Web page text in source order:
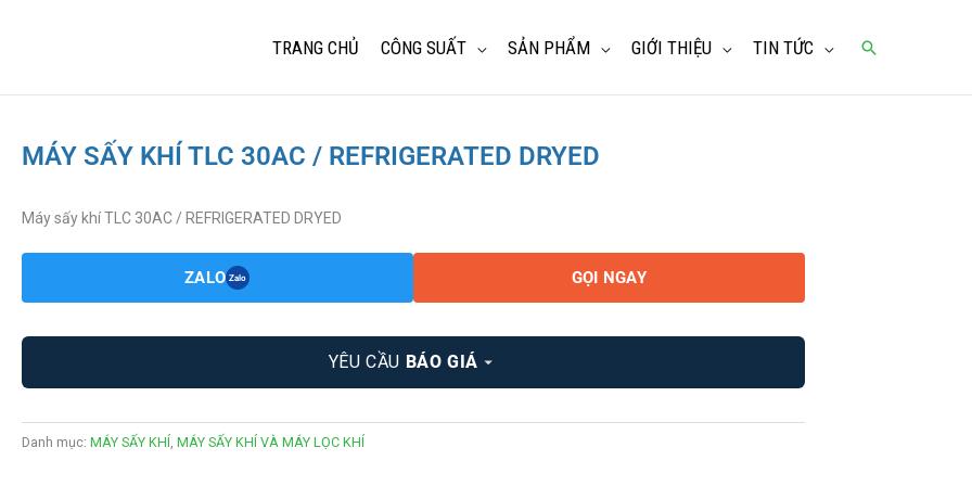
TRANG CHỦ CÔNG SUẤT SẢN PHẨM GIỚI THIỆU TIN TỨC
Tìm
MÁY SẤY KHÍ TLC 30AC / REFRIGERATED DRYED
Máy sấy khí TLC 30AC / REFRIGERATED DRYED
ZALO Zalo GỌI NGAY
YÊU CẦU BÁO GIÁ
Danh mục: MÁY SẤY KHÍ, MÁY SẤY KHÍ VÀ MÁY LỌC KHÍ